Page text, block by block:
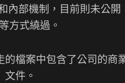
內部機制，目前則未公
方式繞過。
的檔案中包含了公司的
件。